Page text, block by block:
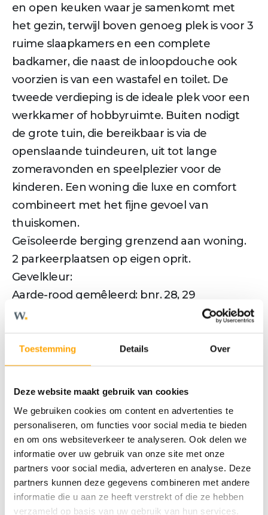
Toestemming Details Over
Deze website maakt gebruik van cookies
We gebruiken cookies om content en advertenties te
personaliseren, om functies voor social media te bieden
en om ons websiteverkeer te analyseren. Ook delen we
informatie over uw gebruik van onze site met onze
partners voor social media, adverteren en analyse. Deze
partners kunnen deze gegevens combineren met andere
informatie die u aan ze heeft verstrekt of die ze hebben
verzameld op basis van uw gebruik van hun services.
en open keuken waar je samenkomt met
het gezin, terwijl boven genoeg plek is voor 3
ruime slaapkamers en een complete
badkamer, die naast de inloopdouche ook
voorzien is van een wastafel en toilet. De
tweede verdieping is de ideale plek voor een
werkkamer of hobbyruimte. Buiten nodigt
de grote tuin, die bereikbaar is via de
openslaande tuindeuren, uit tot lange
zomeravonden en speelplezier voor de
kinderen. Een woning die luxe en comfort
combineert met het fijne gevoel van
thuiskomen.
Geïsoleerde berging grenzend aan woning.
2 parkeerplaatsen op eigen oprit.
Gevelkleur:
Aarde-rood gemêleerd: bnr. 28, 29
Ivoorwit genuanceerd: bnr. 26,27
Meer tekst
OVERDRACHT
Status
Verkocht o.v.
Vraagprijs
€ 695.000,- v.o.n.